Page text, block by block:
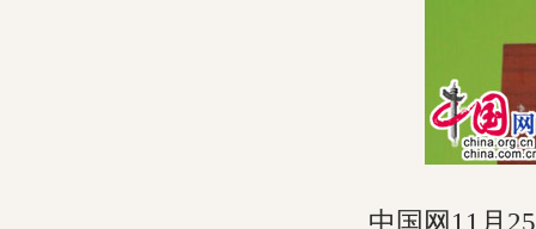
中国网11月